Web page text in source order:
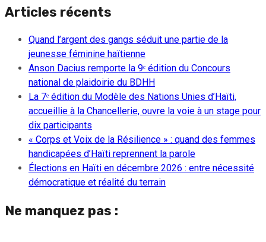
Articles récents
Quand l’argent des gangs séduit une partie de la
jeunesse féminine haïtienne
Anson Dacius remporte la 9ᵉ édition du Concours
national de plaidoirie du BDHH
La 7ᵉ édition du Modèle des Nations Unies d’Haïti,
accueillie à la Chancellerie, ouvre la voie à un stage pour
dix participants
« Corps et Voix de la Résilience » : quand des femmes
handicapées d’Haïti reprennent la parole
Élections en Haïti en décembre 2026 : entre nécessité
démocratique et réalité du terrain
Ne manquez pas :